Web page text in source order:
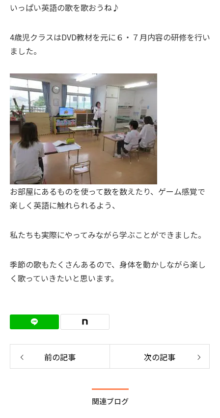
いっぱい英語の歌を歌おうね♪
4歳児クラスはDVD教材を元に６・７月内容の研修を行い
ました。
お部屋にあるものを使って数を数えたり、ゲーム感覚で
楽しく英語に触れられるよう、
私たちも実際にやってみながら学ぶことができました。
季節の歌もたくさんあるので、身体を動かしながら楽し
く歌っていきたいと思います。
前の記事 次の記事
関連ブログ